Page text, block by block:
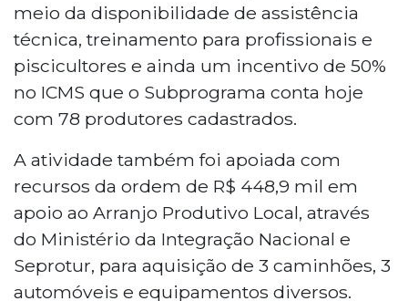
meio da disponibilidade de assistência
técnica, treinamento para profissionais e
piscicultores e ainda um incentivo de 50%
no ICMS que o Subprograma conta hoje
com 78 produtores cadastrados.
A atividade também foi apoiada com
recursos da ordem de R$ 448,9 mil em
apoio ao Arranjo Produtivo Local, através
do Ministério da Integração Nacional e
Seprotur, para aquisição de 3 caminhões, 3
automóveis e equipamentos diversos.